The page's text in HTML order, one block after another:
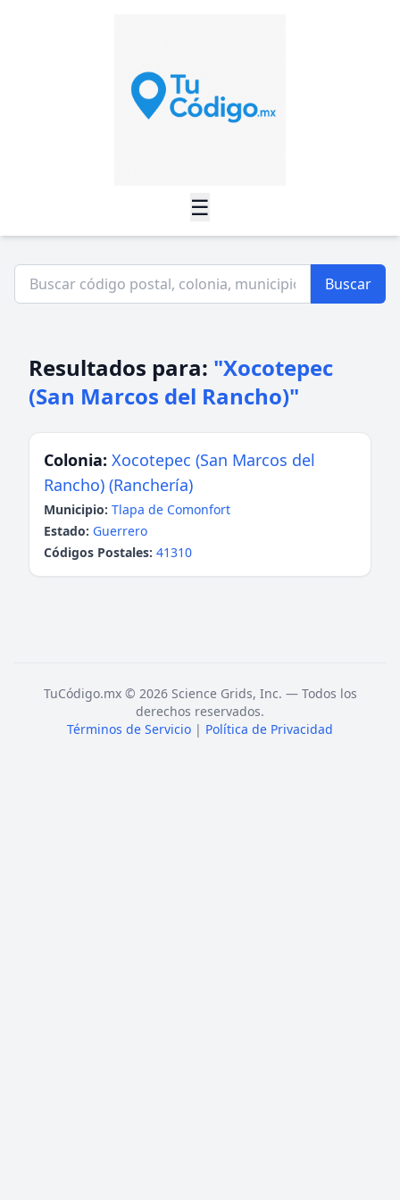
☰
Buscar
Resultados para: "Xocotepec
(San Marcos del Rancho)"
Colonia: Xocotepec (San Marcos del
Rancho) (Ranchería)
Municipio: Tlapa de Comonfort
Estado: Guerrero
Códigos Postales: 41310
TuCódigo.mx © 2026 Science Grids, Inc. — Todos los
derechos reservados.
Términos de Servicio | Política de Privacidad